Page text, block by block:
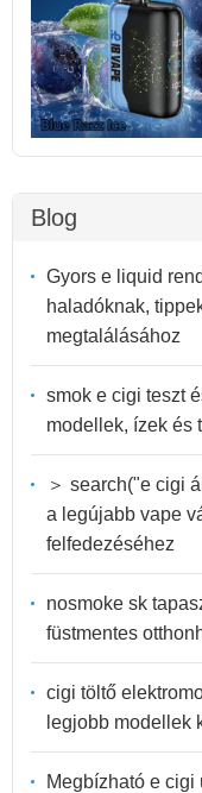
Blog
Gyors e liquid
haladóknak,
megtalálásához
smok e cigi teszt
modellek, ízek és
＞ search("e cigi
a legújabb vape
felfedezéséhez
nosmoke sk
füstmentes
cigi töltő
legjobb modellek
Megbízható e